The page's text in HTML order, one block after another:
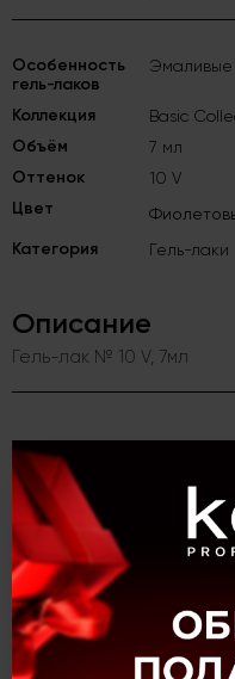
Особенность
гель-лаков
Эмаливые
Коллекция Basic
Объём 7 мл
Оттенок 10 V
Цвет
Категория Гель-лаки
Описание
Гель-лак № 10 V, 7мл
Гель-лак № 10 V, 7 мл
Разрабатывая базовую
популярного,
уделили внимание каждой
эталонные нейл-
комфорт использования и
500 оттенков на любой